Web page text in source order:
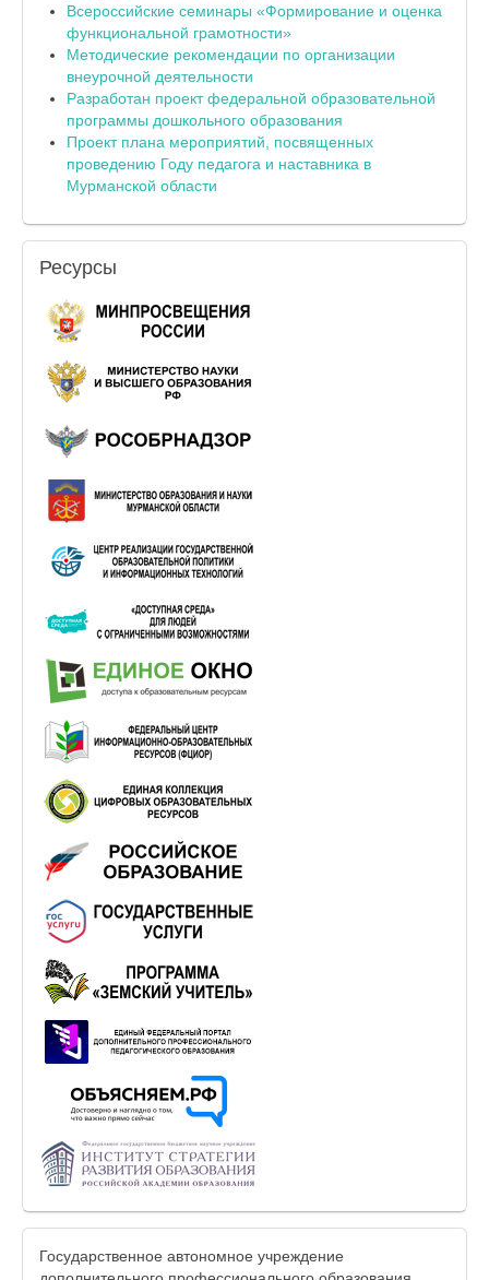
Всероссийские семинары «Формирование и оценка
функциональной грамотности»
Методические рекомендации по организации
внеурочной деятельности
Разработан проект федеральной образовательной
программы дошкольного образования
Проект плана мероприятий, посвященных
проведению Году педагога и наставника в
Мурманской области
Ресурсы
Государственное автономное учреждение